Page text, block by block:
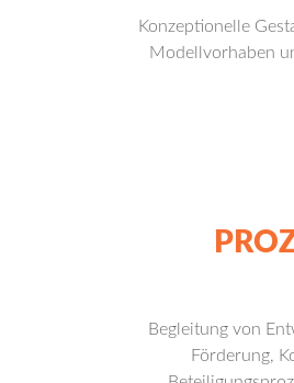
Konzeptionelle
Modellvorhaben
Begleitung von
Förderung,